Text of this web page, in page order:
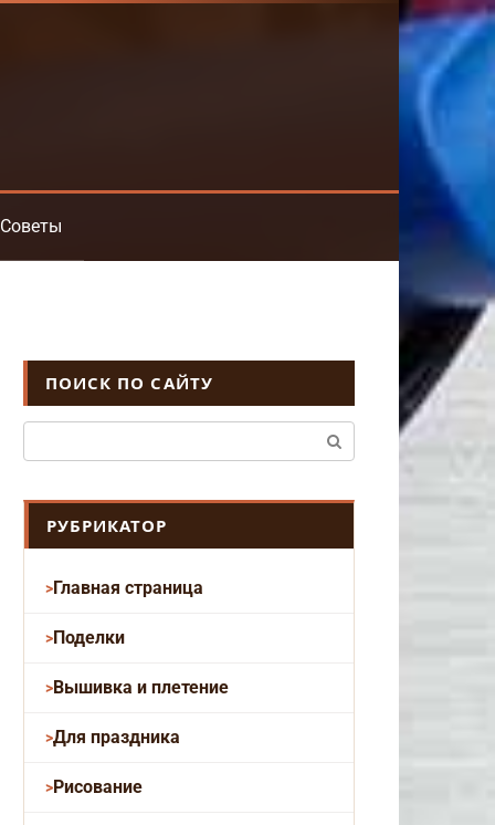
Советы
ПОИСК ПО САЙТУ
РУБРИКАТОР
Главная страница
Поделки
Вышивка и плетение
Для праздника
Рисование